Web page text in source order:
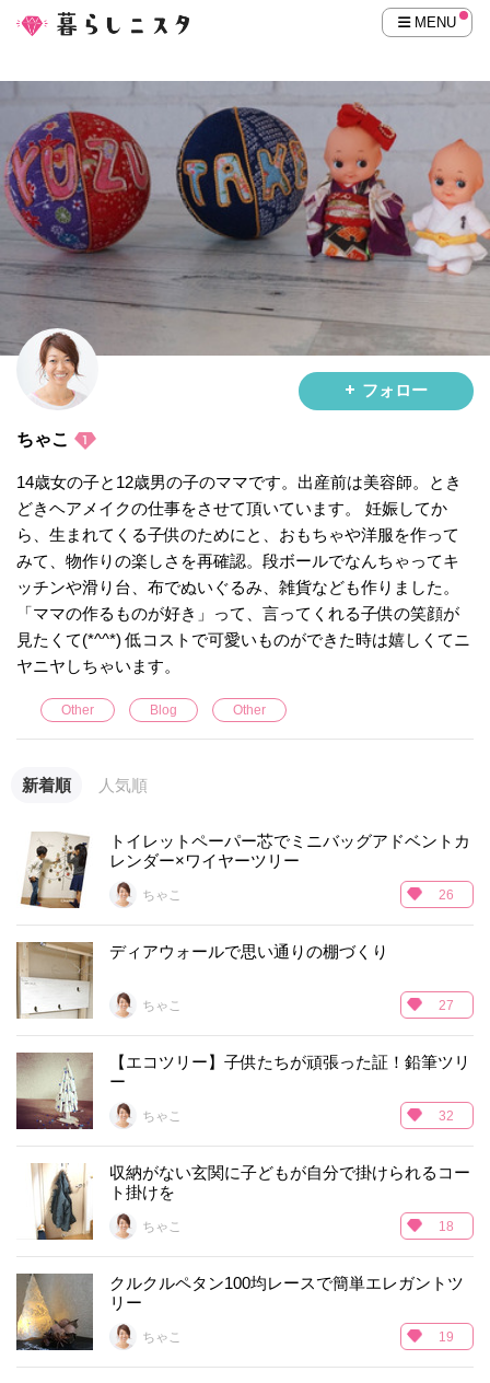
MENU
フォロー
ちゃこ
14歳女の子と12歳男の子のママです。出産前は美容師。とき
どきヘアメイクの仕事をさせて頂いています。 妊娠してか
ら、生まれてくる子供のためにと、おもちゃや洋服を作って
みて、物作りの楽しさを再確認。段ボールでなんちゃってキ
ッチンや滑り台、布でぬいぐるみ、雑貨なども作りました。
「ママの作るものが好き」って、言ってくれる子供の笑顔が
見たくて(*^^*) 低コストで可愛いものができた時は嬉しくてニ
ヤニヤしちゃいます。
Other Blog Other
新着順 人気順
トイレットペーパー芯でミニバッグアドベントカ
レンダー×ワイヤーツリー
ちゃこ 26
ディアウォールで思い通りの棚づくり
ちゃこ 27
【エコツリー】子供たちが頑張った証！鉛筆ツリ
ー
ちゃこ 32
収納がない玄関に子どもが自分で掛けられるコー
ト掛けを
ちゃこ 18
クルクルペタン100均レースで簡単エレガントツ
リー
ちゃこ 19